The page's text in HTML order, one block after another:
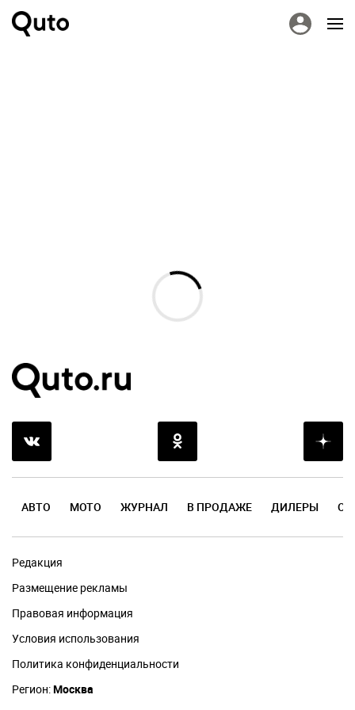
АВТО МОТО ЖУРНАЛ В ПРОДАЖЕ ДИЛЕРЫ
Редакция
Размещение рекламы
Правовая информация
Условия использования
Политика конфиденциальности
Регион:Москва